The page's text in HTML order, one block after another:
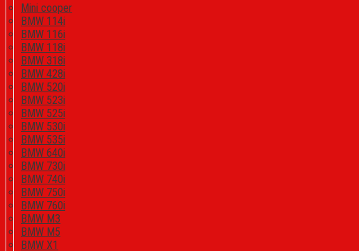
Mini cooper
BMW 114i
BMW 116i
BMW 118i
BMW 318i
BMW 428i
BMW 520i
BMW 523i
BMW 525i
BMW 530i
BMW 535i
BMW 640i
BMW 730i
BMW 740i
BMW 750i
BMW 760i
BMW M3
BMW M5
BMW X1